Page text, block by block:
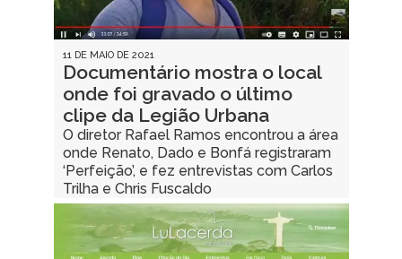
11 DE MAIO DE 2021
Documentário mostra o local
onde foi gravado o último
clipe da Legião Urbana
O diretor Rafael Ramos encontrou a área
onde Renato, Dado e Bonfá registraram
‘Perfeição’, e fez entrevistas com Carlos
Trilha e Chris Fuscaldo